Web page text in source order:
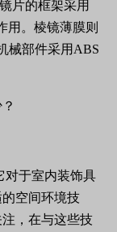
片的框架采用
用。棱镜薄膜则
械部件采用 ABS
对于室内装饰具
空间环境技
，在与这些技